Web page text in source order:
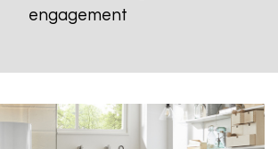
engagement